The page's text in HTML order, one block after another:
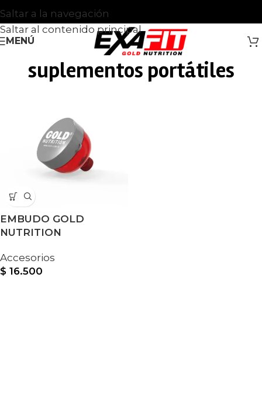
Saltar a la navegación
Saltar al contenido principal
MENÚ
suplementos portátiles
EMBUDO GOLD
NUTRITION
Accesorios
$ 16.500